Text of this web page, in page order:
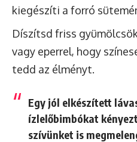
kiegészíti a forró
Díszítsd friss
vagy eperrel, hogy
tedd az élményt.
Egy jól elkészített
ízlelőbimbókat
szívünket is